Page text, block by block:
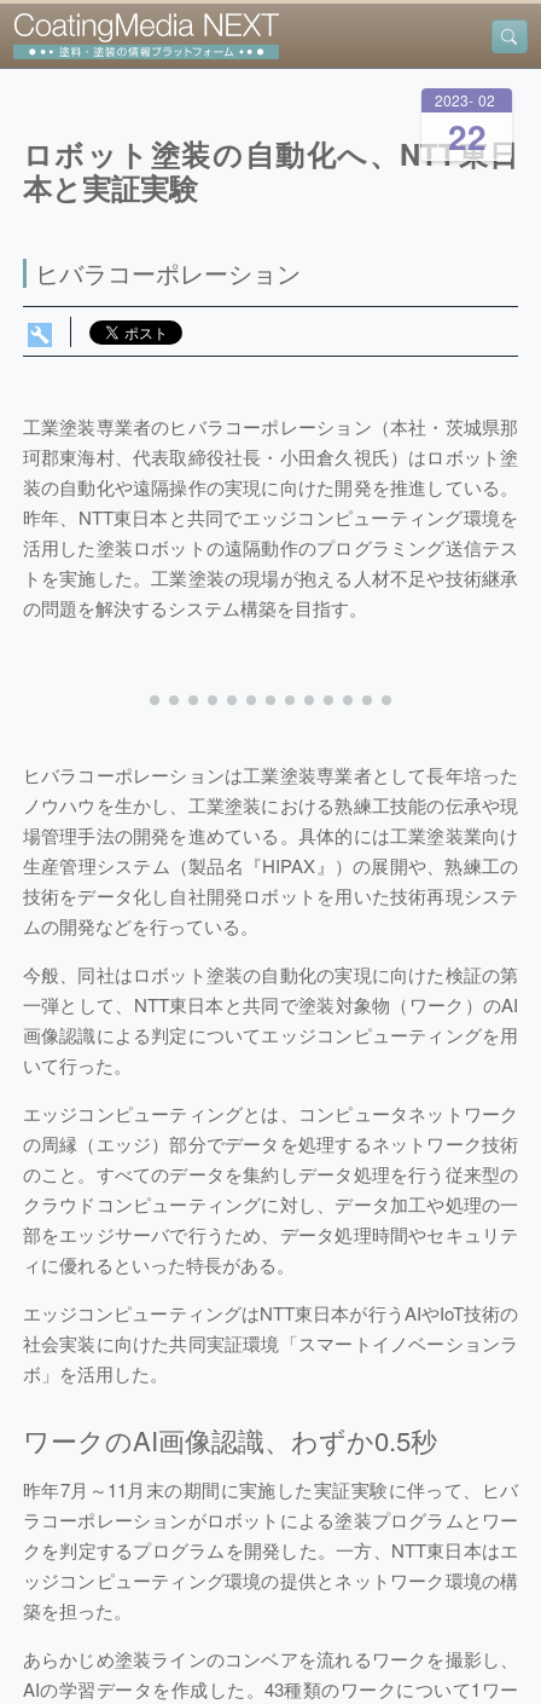
2023 - 02
22
ロボット塗装の自動化へ、NTT東日
本と実証実験
ヒバラコーポレーション
工業塗装専業者のヒバラコーポレーション（本社・茨城県那
珂郡東海村、代表取締役社長・小田倉久視氏）はロボット塗
装の自動化や遠隔操作の実現に向けた開発を推進している。
昨年、NTT東日本と共同でエッジコンピューティング環境を
活用した塗装ロボットの遠隔動作のプログラミング送信テス
トを実施した。工業塗装の現場が抱える人材不足や技術継承
の問題を解決するシステム構築を目指す。
ヒバラコーポレーションは工業塗装専業者として長年培った
ノウハウを生かし、工業塗装における熟練工技能の伝承や現
場管理手法の開発を進めている。具体的には工業塗装業向け
生産管理システム（製品名『HIPAX』）の展開や、熟練工の
技術をデータ化し自社開発ロボットを用いた技術再現システ
ムの開発などを行っている。
今般、同社はロボット塗装の自動化の実現に向けた検証の第
一弾として、NTT東日本と共同で塗装対象物（ワーク）のAI
画像認識による判定についてエッジコンピューティングを用
いて行った。
エッジコンピューティングとは、コンピュータネットワーク
の周縁（エッジ）部分でデータを処理するネットワーク技術
のこと。すべてのデータを集約しデータ処理を行う従来型の
クラウドコンピューティングに対し、データ加工や処理の一
部をエッジサーバで行うため、データ処理時間やセキュリテ
ィに優れるといった特長がある。
エッジコンピューティングはNTT東日本が行うAIやIoT技術の
社会実装に向けた共同実証環境「スマートイノベーションラ
ボ」を活用した。
ワークのAI画像認識、わずか0.5秒
昨年7月～11月末の期間に実施した実証実験に伴って、ヒバ
ラコーポレーションがロボットによる塗装プログラムとワー
クを判定するプログラムを開発した。一方、NTT東日本はエ
ッジコンピューティング環境の提供とネットワーク環境の構
築を担った。
あらかじめ塗装ラインのコンベアを流れるワークを撮影し、
AIの学習データを作成した。43種類のワークについて1ワー